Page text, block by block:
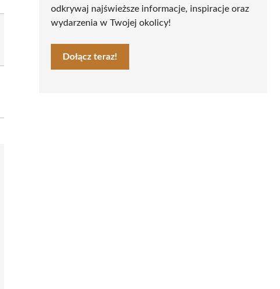
odkrywaj najświeższe informacje, inspiracje oraz
wydarzenia w Twojej okolicy!
Dołącz teraz!